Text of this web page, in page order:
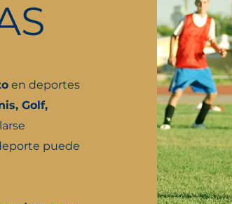
en deportes
Golf,
puede